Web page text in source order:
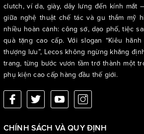
clutch, ví da, giày, dây lưng đến kính mắt
giữa nghệ thuật chế tác và gu thẩm mỹ
nhiều hoàn cảnh: công sở, dạo phố, tiệc
quà tặng cao cấp. Với slogan “Kiêu
thượng lưu”, Lecos không ngừng khẳng
trang, từng bước vươn tầm trở thành một
phụ kiện cao cấp hàng đầu thế giới.
CHÍNH SÁCH VÀ QUY ĐỊNH